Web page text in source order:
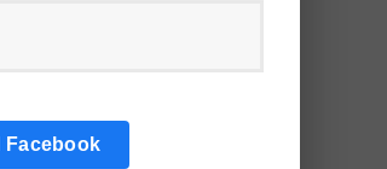
Facebook